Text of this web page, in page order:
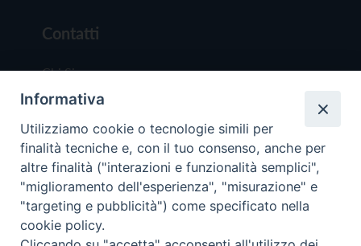
Contatti
Chi Siamo
Redazione
Scrivici
Copyright © 2019 - Tutti i diritti riservati - Vita
Informativa
Utilizziamo cookie o tecnologie simili per
finalità tecniche e, con il tuo consenso, anche per
altre finalità ("interazioni e funzionalità semplici",
"miglioramento dell'esperienza", "misurazione" e
"targeting e pubblicità") come specificato nella
cookie policy.